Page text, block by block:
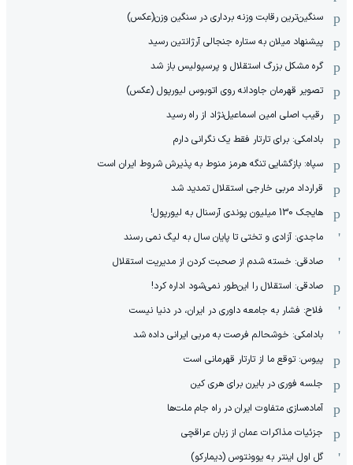
سنگین‌ترین رقابت وزنه برداری در سنگین وزن(عکس)
پیشنهاد میلان به ستاره جنجالی آرژانتین رسید
گره مشکل بزرگ استقلال و پرسپولیس باز شد
تصویر قهرمان جاودانه روی اتوبوس لیورپول (عکس)
رقیب اصلی امین اسماعیل‌نژاد از راه رسید
بادامکی: برای تارتار فقط یک نگرانی دارم
سپاه: بازگشایی تنگه هرمز منوط به پذیرش شروط ایران است
قرارداد مربی خارجی استقلال تمدید شد
هایجک 130 میلیون پوندی آرسنال به لیورپول!
ماجدی: آزادی و تختی تا پایان سال به لیگ نمی رسند
صادقی: خسته شدم از صحبت کردن از مدیریت استقلال
صادقی: استقلال را این‌طور نمی‌شود اداره کرد!
فلاح: فشار به جامعه داوری در ایران، در دنیا نیست
بادامکی: خوشحالم فرصت به مربی ایرانی داده شد
پیوس: توقع ما از تارتار قهرمانی است
جلسه فوری در بایرن برای هری کین
آماده‌سازی متفاوت ایران در راه جام ملت‌ها
جزئیات مذاکرات عمان از زبان عراقچی
گل اول اینتر به یوونتوس (دیمارکو)